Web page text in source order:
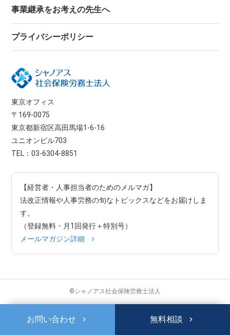
お問い合わせ 無料相談
事業継承をお考えの先生へ
プライバシーポリシー
東京オフィス
〒169-0075
東京都新宿区高田馬場1-6-16
ユニオンビル703
TEL：03-6304-8851
【経営者・人事担当者のためのメルマガ】
法改正情報や人事労務の旬なトピックスなどをお届けしま
す。
（登録無料・月1回発行＋特別号）
メールマガジン詳細
©シャノアス社会保険労務士法人